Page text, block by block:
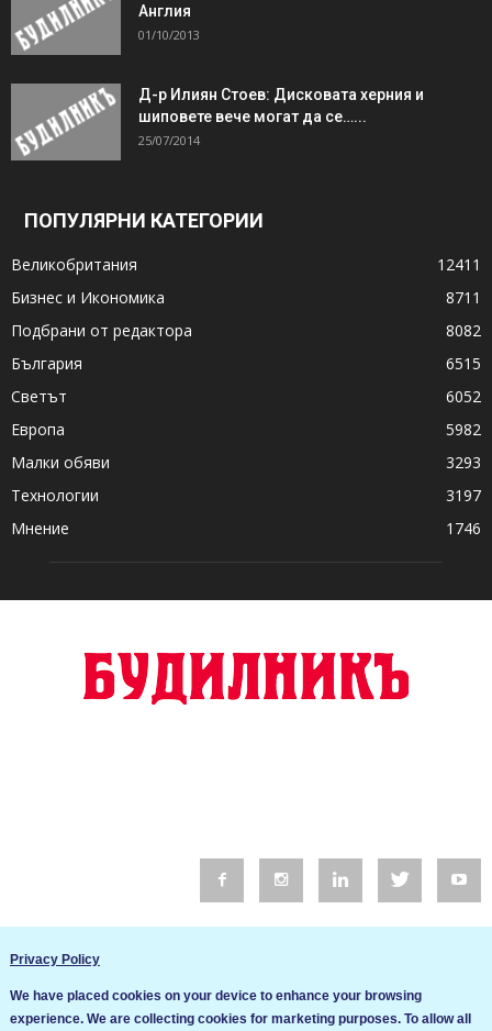
Англия
01/10/2013
Д-р Илиян Стоев: Дисковата херния и
шиповете вече могат да се…...
25/07/2014
ПОПУЛЯРНИ КАТЕГОРИИ
Великобритания
12411
Бизнес и Икономика
8711
Подбрани от редактора
8082
България
6515
Светът
6052
Европа
5982
Малки обяви
3293
Технологии
3197
Мнение
1746
Общи условия
Privacy Policy
We have placed cookies on your device to enhance your browsing
experience. We are collecting cookies for marketing purposes. To allow all
Ние използваме бисквитки за да подобрим услугите си. Ако